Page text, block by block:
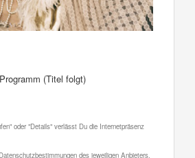
(Titel folgt)
oder "Details" verlässt Du die Internetpräsenz
des jeweiligen Anbieters.